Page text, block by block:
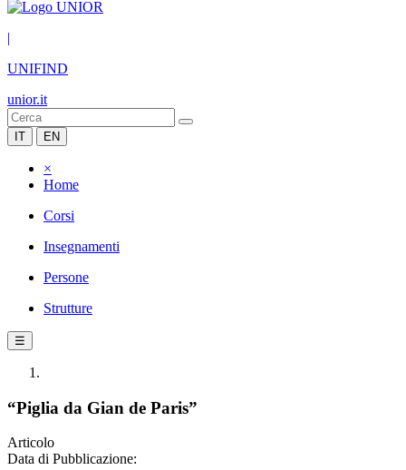
|
UNIFIND
unior.it
IT EN
×
Home
Corsi
Insegnamenti
Persone
Strutture
☰
“Piglia da Gian de Paris”
Articolo
Data di Pubblicazione: